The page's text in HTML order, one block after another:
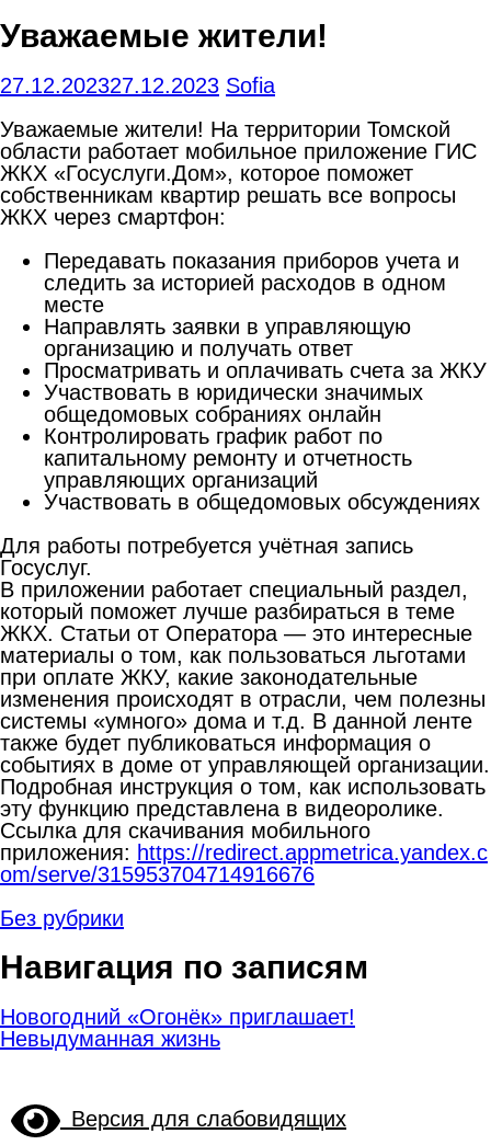
Уважаемые жители!
27.12.202327.12.2023 Sofia
Уважаемые жители! На территории Томской
области работает мобильное приложение ГИС
ЖКХ «Госуслуги.Дом», которое поможет
собственникам квартир решать все вопросы
ЖКХ через смартфон:
Передавать показания приборов учета и
следить за историей расходов в одном
месте
Направлять заявки в управляющую
организацию и получать ответ
Просматривать и оплачивать счета за ЖКУ
Участвовать в юридически значимых
общедомовых собраниях онлайн
Контролировать график работ по
капитальному ремонту и отчетность
управляющих организаций
Участвовать в общедомовых обсуждениях
Для работы потребуется учётная запись
Госуслуг.
В приложении работает специальный раздел,
который поможет лучше разбираться в теме
ЖКХ. Статьи от Оператора — это интересные
материалы о том, как пользоваться льготами
при оплате ЖКУ, какие законодательные
изменения происходят в отрасли, чем полезны
системы «умного» дома и т.д. В данной ленте
также будет публиковаться информация о
событиях в доме от управляющей организации.
Подробная инструкция о том, как использовать
эту функцию представлена в видеоролике.
Ссылка для скачивания мобильного
приложения: https://redirect.appmetrica.yandex.c
om/serve/315953704714916676
Без рубрики
Навигация по записям
Новогодний «Огонёк» приглашает!
Невыдуманная жизнь
Версия для слабовидящих